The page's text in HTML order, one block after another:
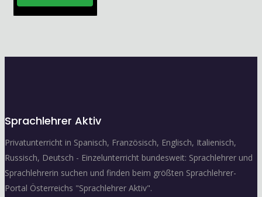
Sprachlehrer Aktiv
Privatunterricht in Spanisch, Französisch, Englisch, Italienisch,
Russisch, Deutsch - Einzelunterricht bundesweit: Sprachlehrer und
Sprachlehrerin suchen und finden beim größten Sprachlehrer-
Portal Österreichs "Sprachlehrer Aktiv".